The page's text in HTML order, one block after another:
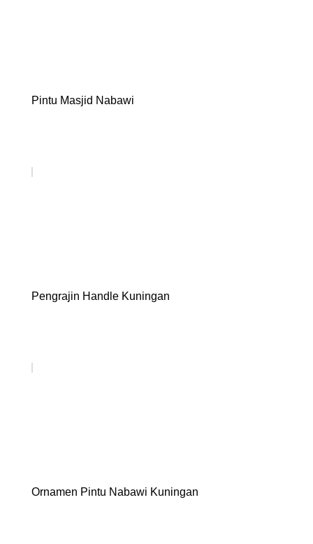
Pintu Masjid Nabawi
Pengrajin Handle Kuningan
Ornamen Pintu Nabawi Kuningan